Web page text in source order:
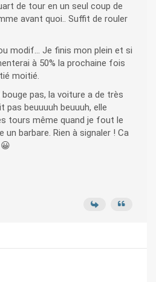
de tour en un seul coup de
avant quoi.. Suffit de rouler
modif... Je finis mon plein et si
à 50% la prochaine fois
moitié.
pas, la voiture a de très
pas beuuuuh beuuuh, elle
tours même quand je fout le
un barbare. Rien à signaler ! Ca